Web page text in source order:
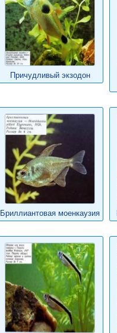
Причудливый экзодон
Бриллиантовая моенкаузия